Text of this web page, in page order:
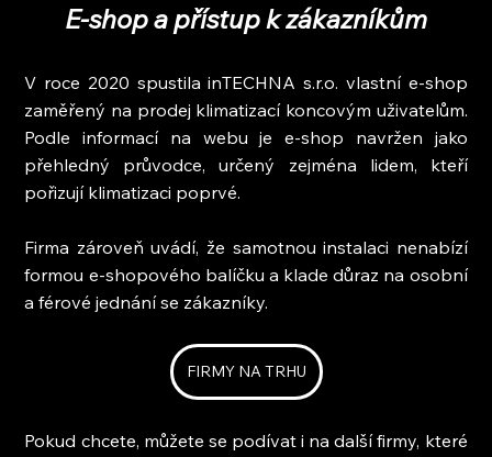
E-shop a přístup k zákazníkům
V roce 2020 spustila inTECHNA s.r.o. vlastní e-shop
zaměřený na prodej klimatizací koncovým uživatelům.
Podle informací na webu je e-shop navržen jako
přehledný průvodce, určený zejména lidem, kteří
pořizují klimatizaci poprvé.
Firma zároveň uvádí, že samotnou instalaci nenabízí
formou e-shopového balíčku a klade důraz na osobní
a férové jednání se zákazníky.
FIRMY NA TRHU
Pokud chcete, můžete se podívat i na další firmy, které